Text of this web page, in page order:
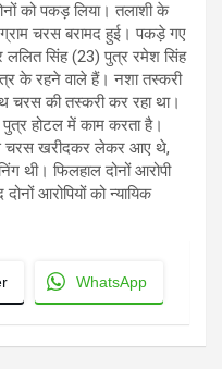
को पकड़ लिया। तलाशी के
ग्राम चरस बरामद हुई। पकड़े गए
ललित सिंह (23) पुत्र रमेश सिंह
के रहने वाले हैं। नशा तस्करी
की तस्करी कर रहा था।
होटल में काम करता है।
से चरस खरीदकर लेकर आए थे,
थी। फिलहाल दोनों आरोपी
आरोपियों को न्यायिक
WhatsApp